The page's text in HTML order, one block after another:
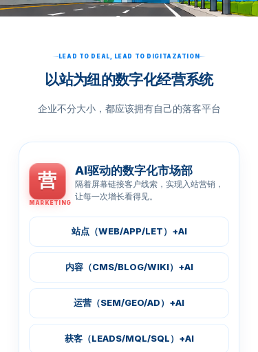
LEAD TO DEAL, LEAD TO DIGITAZATION
以站为纽的数字化经营系统
企业不分大小，都应该拥有自己的落客平台
营
MARKETING
AI驱动的数字化市场部
隔着屏幕链接客户线索，实现入站营销，
让每一次增长看得见。
站点（WEB/APP/LET）+AI
内容（CMS/BLOG/WIKI）+AI
运营（SEM/GEO/AD）+AI
获客（LEADS/MQL/SQL）+AI